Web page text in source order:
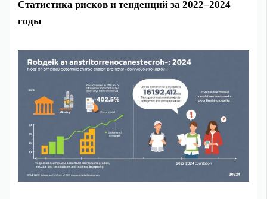
Статистика рисков и тенденций за 2022–2024
годы